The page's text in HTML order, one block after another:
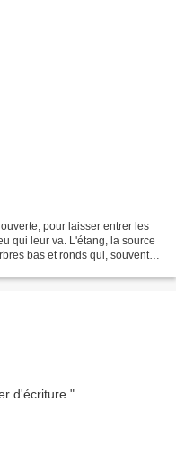
pour laisser entrer les
qui leur va. L'étang, la source
bas et ronds qui, souvent